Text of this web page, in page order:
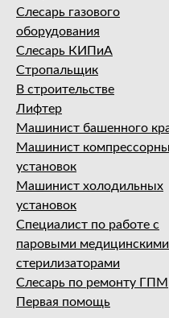
Слесарь газового
оборудования
Слесарь КИПиА
Стропальщик
В строительстве
Лифтер
Машинист башенного
Машинист
установок
Машинист холодильных
установок
Специалист по работе с
паровыми медицинскими
стерилизаторами
Слесарь по ремонту ГПМ
Первая помощь